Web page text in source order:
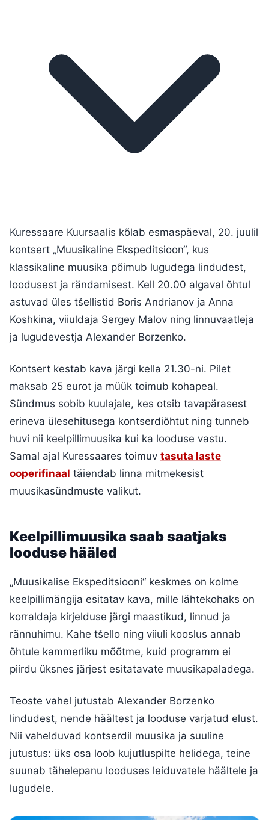
Kuressaare Kuursaalis kõlab esmaspäeval, 20. juulil
kontsert „Muusikaline Ekspeditsioon“, kus
klassikaline muusika põimub lugudega lindudest,
loodusest ja rändamisest. Kell 20.00 algaval õhtul
astuvad üles tšellistid Boris Andrianov ja Anna
Koshkina, viiuldaja Sergey Malov ning linnuvaatleja
ja lugudevestja Alexander Borzenko.
Kontsert kestab kava järgi kella 21.30-ni. Pilet
maksab 25 eurot ja müük toimub kohapeal.
Sündmus sobib kuulajale, kes otsib tavapärasest
erineva ülesehitusega kontserdiõhtut ning tunneb
huvi nii keelpillimuusika kui ka looduse vastu.
Samal ajal Kuressaares toimuv tasuta laste
ooperifinaal täiendab linna mitmekesist
muusikasündmuste valikut.
Keelpillimuusika saab saatjaks
looduse hääled
„Muusikalise Ekspeditsiooni“ keskmes on kolme
keelpillimängija esitatav kava, mille lähtekohaks on
korraldaja kirjelduse järgi maastikud, linnud ja
rännuhimu. Kahe tšello ning viiuli kooslus annab
õhtule kammerliku mõõtme, kuid programm ei
piirdu üksnes järjest esitatavate muusikapaladega.
Teoste vahel jutustab Alexander Borzenko
lindudest, nende häältest ja looduse varjatud elust.
Nii vahelduvad kontserdil muusika ja suuline
jutustus: üks osa loob kujutluspilte helidega, teine
suunab tähelepanu looduses leiduvatele häältele ja
lugudele.